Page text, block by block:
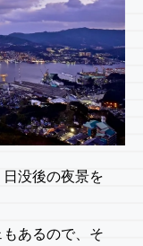
没後の夜景を
あるので、そ